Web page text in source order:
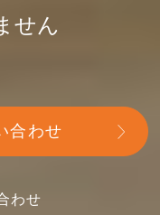
せん
合わせ
わせ